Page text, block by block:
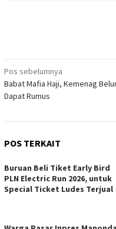
Navigasi
pos
Pos sebelumnya
Babat Mafia Haji, Kemenag
Dapat Rumus
POS TERKAIT
Buruan Beli Tiket Early Bird
PLN Electric Run 2026, untuk
Special Ticket Ludes Terjual